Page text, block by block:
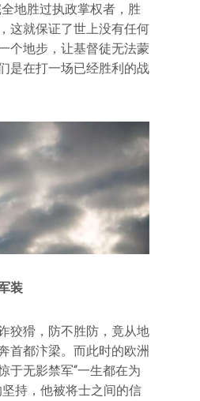
地胜过执政掌权者，胜
这就保证了世上没有任何
个地步，让基督徒无法蒙
是在打一场已经胜利的战
装
狡猾，防不胜防，竟从地
首都汴梁。而此时的欧洲
于无影禁军“一生都在为
持，他被将士之间的信